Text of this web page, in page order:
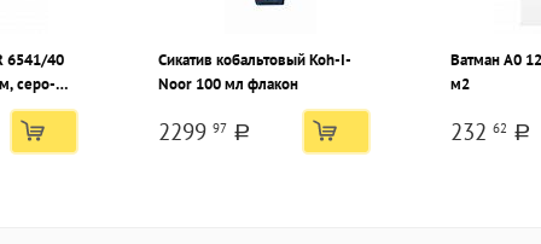
6541/40
серо-
Сикатив кобальтовый Koh-I-
Noor 100 мл флакон
2299 97 a
Ватман А0
м2
232 62 a